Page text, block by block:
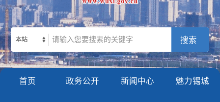
本站
首页 政务公开 新闻中心 魅力锡城